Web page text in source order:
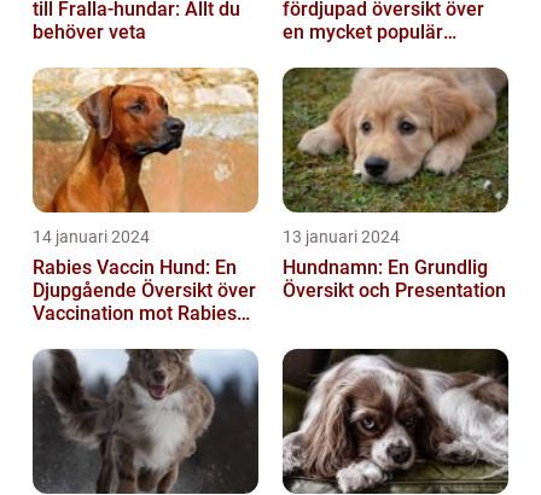
till Fralla-hundar: Allt du
behöver veta
fördjupad översikt över
en mycket populär
14 januari 2024
Rabies Vaccin Hund: En
Djupgående Översikt över
Vaccination mot Rabies
13 januari 2024
Hundnamn: En Grundlig
Översikt och Presentation